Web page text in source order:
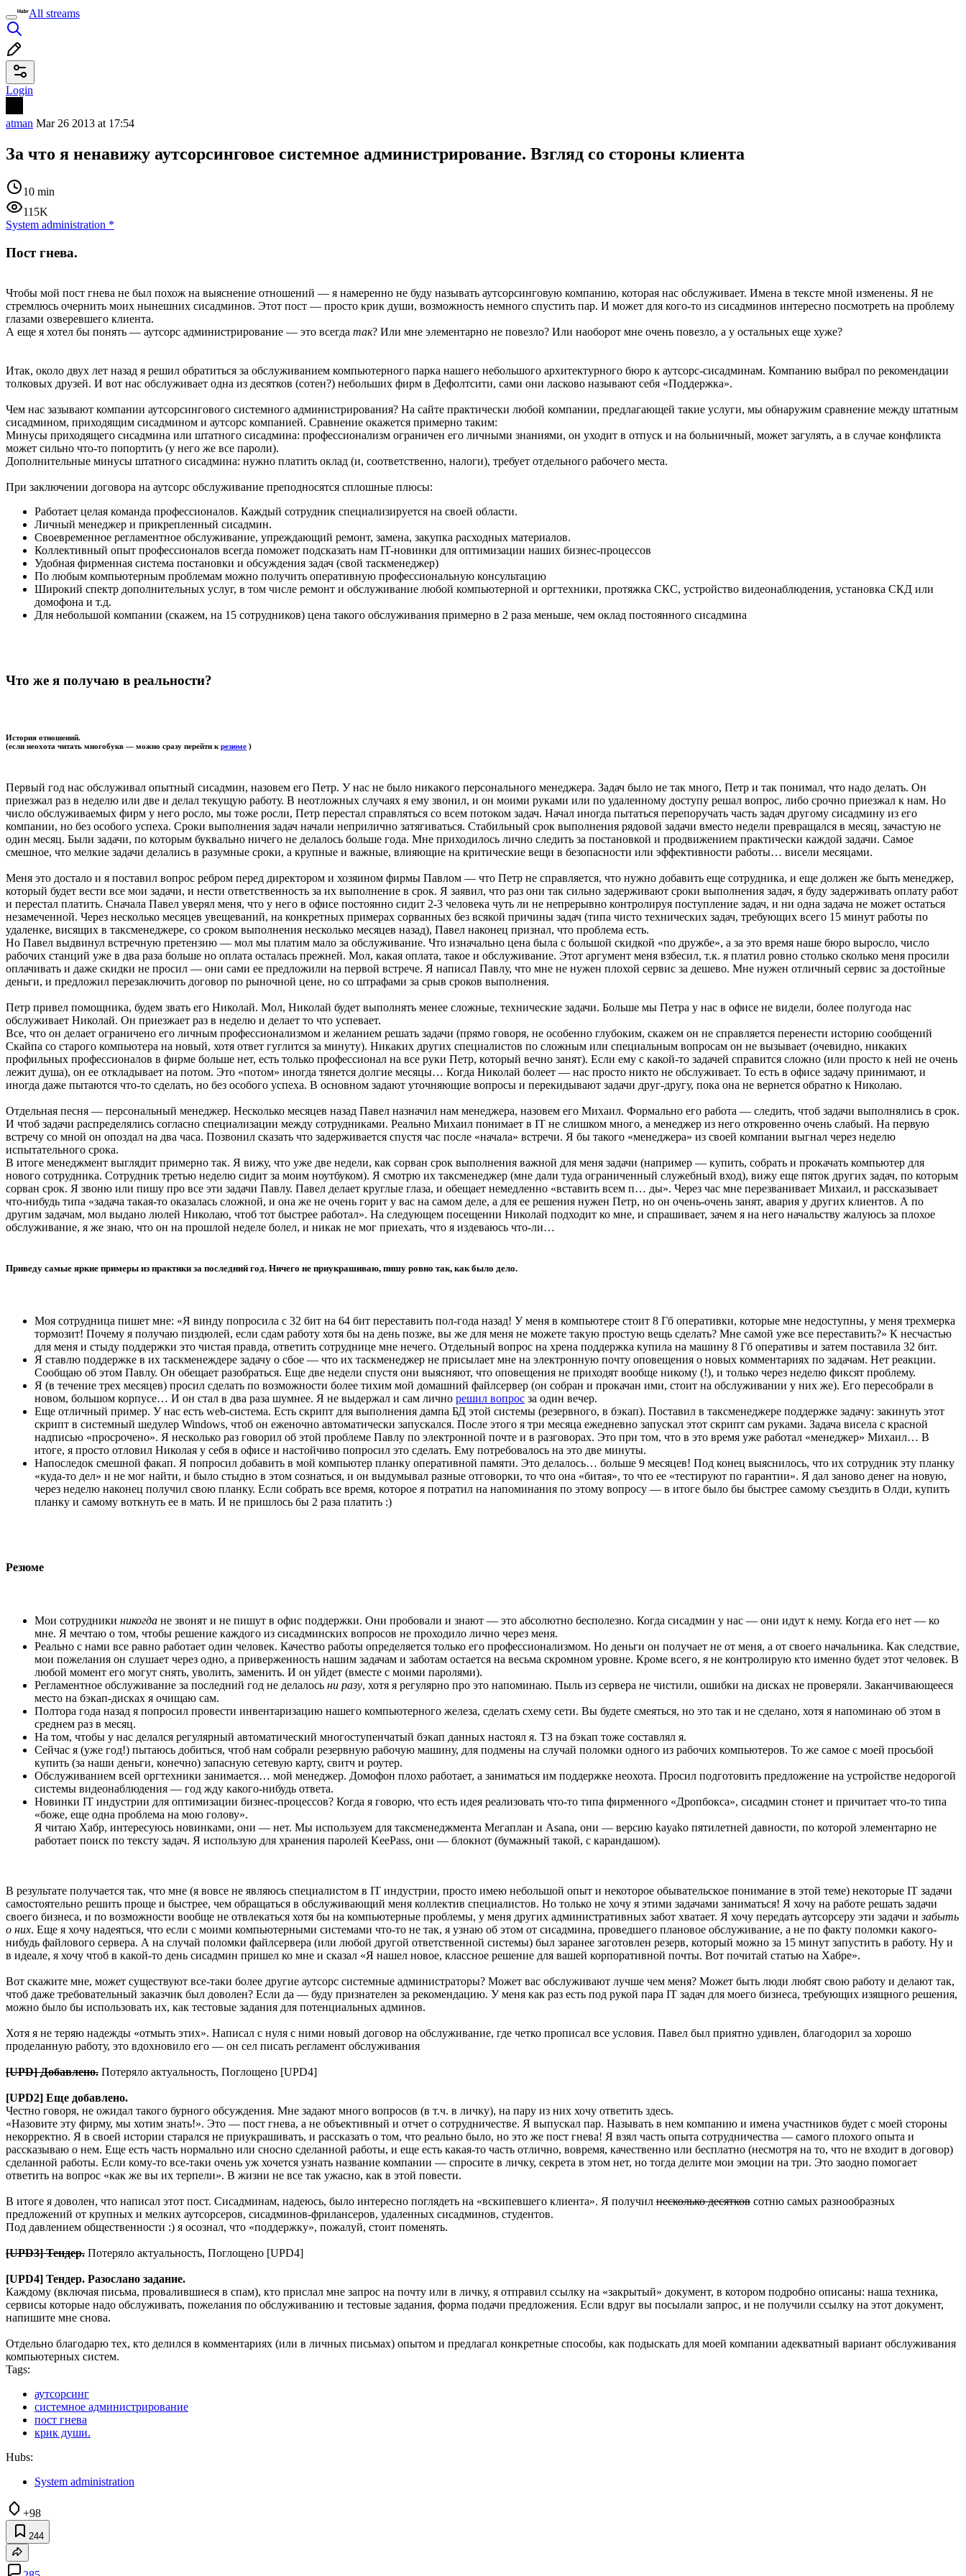
All streams
Login
atman Mar 26 2013 at 17:54
За что я ненавижу аутсорсинговое системное администрирование. Взгляд со стороны клиента
10 min
115K
System administration *
Пост гнева.
Чтобы мой пост гнева не был похож на выяснение отношений — я намеренно не буду называть аутсорсинговую компанию, которая нас обслуживает. Имена в тексте мной изменены. Я не
стремлюсь очернить моих нынешних сисадминов. Этот пост — просто крик души, возможность немного спустить пар. И может для кого-то из сисадминов интересно посмотреть на проблему
глазами озверевшего клиента.
А еще я хотел бы понять — аутсорс администрирование — это всегда так? Или мне элементарно не повезло? Или наоборот мне очень повезло, а у остальных еще хуже?
Итак, около двух лет назад я решил обратиться за обслуживанием компьютерного парка нашего небольшого архитектурного бюро к аутсорс-сисадминам. Компанию выбрал по рекомендации
толковых друзей. И вот нас обслуживает одна из десятков (сотен?) небольших фирм в Дефолтсити, сами они ласково называют себя «Поддержка».
Чем нас зазывают компании аутсорсингового системного администрирования? На сайте практически любой компании, предлагающей такие услуги, мы обнаружим сравнение между штатным
сисадмином, приходящим сисадмином и аутсорс компанией. Сравнение окажется примерно таким:
Минусы приходящего сисадмина или штатного сисадмина: профессионализм ограничен его личными знаниями, он уходит в отпуск и на больничный, может загулять, а в случае конфликта
может сильно что-то попортить (у него же все пароли).
Дополнительные минусы штатного сисадмина: нужно платить оклад (и, соответственно, налоги), требует отдельного рабочего места.
При заключении договора на аутсорс обслуживание преподносятся сплошные плюсы:
Работает целая команда профессионалов. Каждый сотрудник специализируется на своей области.
Личный менеджер и прикрепленный сисадмин.
Своевременное регламентное обслуживание, упреждающий ремонт, замена, закупка расходных материалов.
Коллективный опыт профессионалов всегда поможет подсказать нам IT-новинки для оптимизации наших бизнес-процессов
Удобная фирменная система постановки и обсуждения задач (свой таскменеджер)
По любым компьютерным проблемам можно получить оперативную профессиональную консультацию
Широкий спектр дополнительных услуг, в том числе ремонт и обслуживание любой компьютерной и оргтехники, протяжка СКС, устройство видеонаблюдения, установка СКД или
домофона и т.д.
Для небольшой компании (скажем, на 15 сотрудников) цена такого обслуживания примерно в 2 раза меньше, чем оклад постоянного сисадмина
Что же я получаю в реальности?
История отношений.
(если неохота читать многобукв — можно сразу перейти к резюме )
Первый год нас обслуживал опытный сисадмин, назовем его Петр. У нас не было никакого персонального менеджера. Задач было не так много, Петр и так понимал, что надо делать. Он
приезжал раз в неделю или две и делал текущую работу. В неотложных случаях я ему звонил, и он моими руками или по удаленному доступу решал вопрос, либо срочно приезжал к нам. Но
число обслуживаемых фирм у него росло, мы тоже росли, Петр перестал справляться со всем потоком задач. Начал иногда пытаться перепоручать часть задач другому сисадмину из его
компании, но без особого успеха. Сроки выполнения задач начали неприлично затягиваться. Стабильный срок выполнения рядовой задачи вместо недели превращался в месяц, зачастую не
один месяц. Были задачи, по которым буквально ничего не делалось больше года. Мне приходилось лично следить за постановкой и продвижением практически каждой задачи. Самое
смешное, что мелкие задачи делались в разумные сроки, а крупные и важные, влияющие на критические вещи в безопасности или эффективности работы… висели месяцами.
Меня это достало и я поставил вопрос ребром перед директором и хозяином фирмы Павлом — что Петр не справляется, что нужно добавить еще сотрудника, и еще должен же быть менеджер,
который будет вести все мои задачи, и нести ответственность за их выполнение в срок. Я заявил, что раз они так сильно задерживают сроки выполнения задач, я буду задерживать оплату работ
и перестал платить. Сначала Павел уверял меня, что у него в офисе постоянно сидит 2-3 человека чуть ли не непрерывно контролируя поступление задач, и ни одна задача не может остаться
незамеченной. Через несколько месяцев увещеваний, на конкретных примерах сорванных без всякой причины задач (типа чисто технических задач, требующих всего 15 минут работы по
удаленке, висящих в таксменеджере, со сроком выполнения несколько месяцев назад), Павел наконец признал, что проблема есть.
Но Павел выдвинул встречную претензию — мол мы платим мало за обслуживание. Что изначально цена была с большой скидкой «по дружбе», а за это время наше бюро выросло, число
рабочих станций уже в два раза больше но оплата осталась прежней. Мол, какая оплата, такое и обслуживание. Этот аргумент меня взбесил, т.к. я платил ровно столько сколько меня просили
оплачивать и даже скидки не просил — они сами ее предложили на первой встрече. Я написал Павлу, что мне не нужен плохой сервис за дешево. Мне нужен отличный сервис за достойные
деньги, и предложил перезаключить договор по рыночной цене, но со штрафами за срыв сроков выполнения.
Петр привел помощника, будем звать его Николай. Мол, Николай будет выполнять менее сложные, технические задачи. Больше мы Петра у нас в офисе не видели, более полугода нас
обслуживает Николай. Он приезжает раз в неделю и делает то что успевает.
Все, что он делает ограничено его личным профессионализмом и желанием решать задачи (прямо говоря, не особенно глубоким, скажем он не справляется перенести историю сообщений
Скайпа со старого компьютера на новый, хотя ответ гуглится за минуту). Никаких других специалистов по сложным или специальным вопросам он не вызывает (очевидно, никаких
профильных профессионалов в фирме больше нет, есть только профессионал на все руки Петр, который вечно занят). Если ему с какой-то задачей справится сложно (или просто к ней не очень
лежит душа), он ее откладывает на потом. Это «потом» иногда тянется долгие месяцы… Когда Николай болеет — нас просто никто не обслуживает. То есть в офисе задачу принимают, и
иногда даже пытаются что-то сделать, но без особого успеха. В основном задают уточняющие вопросы и перекидывают задачи друг-другу, пока она не вернется обратно к Николаю.
Отдельная песня — персональный менеджер. Несколько месяцев назад Павел назначил нам менеджера, назовем его Михаил. Формально его работа — следить, чтоб задачи выполнялись в срок.
И чтоб задачи распределялись согласно специализации между сотрудниками. Реально Михаил понимает в IT не слишком много, а менеджер из него откровенно очень слабый. На первую
встречу со мной он опоздал на два часа. Позвонил сказать что задерживается спустя час после «начала» встречи. Я бы такого «менеджера» из своей компании выгнал через неделю
испытательного срока.
В итоге менеджмент выглядит примерно так. Я вижу, что уже две недели, как сорван срок выполнения важной для меня задачи (например — купить, собрать и прокачать компьютер для
нового сотрудника. Сотрудник третью неделю сидит за моим ноутбуком). Я смотрю их таксменеджер (мне дали туда ограниченный служебный вход), вижу еще пяток других задач, по которым
сорван срок. Я звоню или пишу про все эти задачи Павлу. Павел делает круглые глаза, и обещает немедленно «вставить всем п… ды». Через час мне перезванивает Михаил, и рассказывает
что-нибудь типа «задача такая-то оказалась сложной, и она же не очень горит у вас на самом деле, а для ее решения нужен Петр, но он очень-очень занят, авария у других клиентов. А по
другим задачам, мол выдано люлей Николаю, чтоб тот быстрее работал». На следующем посещении Николай подходит ко мне, и спрашивает, зачем я на него начальству жалуюсь за плохое
обслуживание, я же знаю, что он на прошлой неделе болел, и никак не мог приехать, что я издеваюсь что-ли…
Приведу самые яркие примеры из практики за последний год. Ничего не приукрашиваю, пишу ровно так, как было дело.
Моя сотрудница пишет мне: «Я винду попросила с 32 бит на 64 бит переставить пол-года назад! У меня в компьютере стоит 8 Гб оперативки, которые мне недоступны, у меня трехмерка
тормозит! Почему я получаю пиздюлей, если сдам работу хотя бы на день позже, вы же для меня не можете такую простую вещь сделать? Мне самой уже все переставить?» К несчастью
для меня и стыду поддержки это чистая правда, ответить сотруднице мне нечего. Отдельный вопрос на хрена поддержка купила на машину 8 Гб оперативы и затем поставила 32 бит.
Я ставлю поддержке в их таскменеждере задачу о сбое — что их таскменеджер не присылает мне на электронную почту оповещения о новых комментариях по задачам. Нет реакции.
Сообщаю об этом Павлу. Он обещает разобраться. Еще две недели спустя они выясняют, что оповещения не приходят вообще никому (!), и только через неделю фиксят проблему.
Я (в течение трех месяцев) просил сделать по возможности более тихим мой домашний файлсервер (он собран и прокачан ими, стоит на обслуживании у них же). Его пересобрали в
новом, большом корпусе… И он стал в два раза шумнее. Я не выдержал и сам лично решил вопрос за один вечер.
Еще отличный пример. У нас есть web-система. Есть скрипт для выполнения дампа БД этой системы (резервного, в бэкап). Поставил в таксменеджере поддержке задачу: закинуть этот
скрипт в системный шедулер Windows, чтоб он еженочно автоматически запускался. После этого я три месяца ежедневно запускал этот скрипт сам руками. Задача висела с красной
надписью «просрочено». Я несколько раз говорил об этой проблеме Павлу по электронной почте и в разговорах. Это при том, что в это время уже работал «менеджер» Михаил… В
итоге, я просто отловил Николая у себя в офисе и настойчиво попросил это сделать. Ему потребовалось на это две минуты.
Напоследок смешной факап. Я попросил добавить в мой компьютер планку оперативной памяти. Это делалось… больше 9 месяцев! Под конец выяснилось, что их сотрудник эту планку
«куда-то дел» и не мог найти, и было стыдно в этом сознаться, и он выдумывал разные отговорки, то что она «битая», то что ее «тестируют по гарантии». Я дал заново денег на новую,
через неделю наконец получил свою планку. Если собрать все время, которое я потратил на напоминания по этому вопросу — в итоге было бы быстрее самому съездить в Олди, купить
планку и самому воткнуть ее в мать. И не пришлось бы 2 раза платить :)
Резюме
Мои сотрудники никогда не звонят и не пишут в офис поддержки. Они пробовали и знают — это абсолютно бесполезно. Когда сисадмин у нас — они идут к нему. Когда его нет — ко
мне. Я мечтаю о том, чтобы решение каждого из сисадминских вопросов не проходило лично через меня.
Реально с нами все равно работает один человек. Качество работы определяется только его профессионализмом. Но деньги он получает не от меня, а от своего начальника. Как следствие,
мои пожелания он слушает через одно, а приверженность нашим задачам и заботам остается на весьма скромном уровне. Кроме всего, я не контролирую кто именно будет этот человек. В
любой момент его могут снять, уволить, заменить. И он уйдет (вместе с моими паролями).
Регламентное обслуживание за последний год не делалось ни разу, хотя я регулярно про это напоминаю. Пыль из сервера не чистили, ошибки на дисках не проверяли. Заканчивающееся
место на бэкап-дисках я очищаю сам.
Полтора года назад я попросил провести инвентаризацию нашего компьютерного железа, сделать схему сети. Вы будете смеяться, но это так и не сделано, хотя я напоминаю об этом в
среднем раз в месяц.
На том, чтобы у нас делался регулярный автоматический многоступенчатый бэкап данных настоял я. ТЗ на бэкап тоже составлял я.
Сейчас я (уже год!) пытаюсь добиться, чтоб нам собрали резервную рабочую машину, для подмены на случай поломки одного из рабочих компьютеров. То же самое с моей просьбой
купить (за наши деньги, конечно) запасную сетевую карту, свитч и роутер.
Обслуживанием всей оргтехники занимается… мой менеджер. Домофон плохо работает, а заниматься им поддержке неохота. Просил подготовить предложение на устройстве недорогой
системы видеонаблюдения — год жду какого-нибудь ответа.
Новинки IT индустрии для оптимизации бизнес-процессов? Когда я говорю, что есть идея реализовать что-то типа фирменного «Дропбокса», сисадмин стонет и причитает что-то типа
«боже, еще одна проблема на мою голову».
Я читаю Хабр, интересуюсь новинками, они — нет. Мы используем для таксменеджмента Мегаплан и Asana, они — версию kayako пятилетней давности, по которой элементарно не
работает поиск по тексту задач. Я использую для хранения паролей KeePass, они — блокнот (бумажный такой, с карандашом).
В результате получается так, что мне (я вовсе не являюсь специалистом в IT индустрии, просто имею небольшой опыт и некоторое обывательское понимание в этой теме) некоторые IT задачи
самостоятельно решить проще и быстрее, чем обращаться в обслуживающий меня коллектив специалистов. Но только не хочу я этими задачами заниматься! Я хочу на работе решать задачи
своего бизнеса, и по возможности вообще не отвлекаться хотя бы на компьютерные проблемы, у меня других административных забот хватает. Я хочу передать аутсорсеру эти задачи изабыть
о них. Еще я хочу надеяться, что если с моими компьютерными системами что-то не так, я узнаю об этом от сисадмина, проведшего плановое обслуживание, а не по факту поломки какого-
нибудь файлового сервера. А на случай поломки файлсервера (или любой другой ответственной системы) был заранее заготовлен резерв, который можно за 15 минут запустить в работу. Ну и
в идеале, я хочу чтоб в какой-то день сисадмин пришел ко мне и сказал «Я нашел новое, классное решение для вашей корпоративной почты. Вот почитай статью на Хабре».
Вот скажите мне, может существуют все-таки более другие аутсорс системные администраторы? Может вас обслуживают лучше чем меня? Может быть люди любят свою работу и делают так,
чтоб даже требовательный заказчик был доволен? Если да — буду признателен за рекомендацию. У меня как раз есть под рукой пара IT задач для моего бизнеса, требующих изящного решения,
можно было бы использовать их, как тестовые задания для потенциальных админов.
Хотя я не теряю надежды «отмыть этих». Написал с нуля с ними новый договор на обслуживание, где четко прописал все условия. Павел был приятно удивлен, благодорил за хорошо
проделанную работу, это вдохновило его — он сел писать регламент обслуживания
[UPD] Добавлено. Потеряло актуальность, Поглощено [UPD4]
[UPD2] Еще добавлено.
Честно говоря, не ожидал такого бурного обсуждения. Мне задают много вопросов (в т.ч. в личку), на пару из них хочу ответить здесь.
«Назовите эту фирму, мы хотим знать!». Это — пост гнева, а не объективный и отчет о сотрудничестве. Я выпускал пар. Называть в нем компанию и имена участников будет с моей стороны
некорректно. Я в своей истории старался не приукрашивать, и рассказать о том, что реально было, но это же пост гнева! Я взял часть опыта сотрудничества — самого плохого опыта и
рассказываю о нем. Еще есть часть нормально или сносно сделанной работы, и еще есть какая-то часть отлично, вовремя, качественно или бесплатно (несмотря на то, что не входит в договор)
сделанной работы. Если кому-то все-таки очень уж хочется узнать название компании — спросите в личку, секрета в этом нет, но тогда делите мои эмоции на три. Это заодно помогает
ответить на вопрос «как же вы их терпели». В жизни не все так ужасно, как в этой повести.
В итоге я доволен, что написал этот пост. Сисадминам, надеюсь, было интересно поглядеть на «вскипевшего клиента». Я получил несколько десятков сотню самых разнообразных
предложений от крупных и мелких аутсорсеров, сисадминов-фрилансеров, удаленных сисадминов, студентов.
Под давлением общественности :) я осознал, что «поддержку», пожалуй, стоит поменять.
[UPD3] Тендер. Потеряло актуальность, Поглощено [UPD4]
[UPD4] Тендер. Разослано задание.
Каждому (включая письма, провалившиеся в спам), кто прислал мне запрос на почту или в личку, я отправил ссылку на «закрытый» документ, в котором подробно описаны: наша техника,
сервисы которые надо обслуживать, пожелания по обслуживанию и тестовые задания, форма подачи предложения. Если вдруг вы посылали запрос, и не получили ссылку на этот документ,
напишите мне снова.
Отдельно благодарю тех, кто делился в комментариях (или в личных письмах) опытом и предлагал конкретные способы, как подыскать для моей компании адекватный вариант обслуживания
компьютерных систем.
Tags:
аутсорсинг
системное администрирование
пост гнева
крик души.
Hubs:
System administration
+98
244